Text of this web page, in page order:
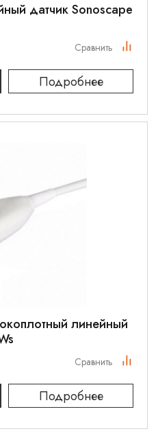
датчик Sonoscape
Подробнее
Сравнить
линейный
Подробнее
Сравнить